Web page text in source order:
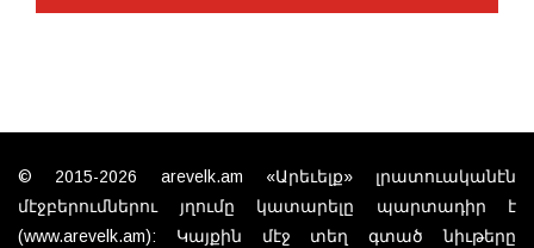
© 2015-2026 arevelk.am «Արեւելք» լրատուականէն
մէջբերումներու յղումը կատարելը պարտադիր է
(www.arevelk.am): Կայքին մէջ տեղ գտած նիւթերը